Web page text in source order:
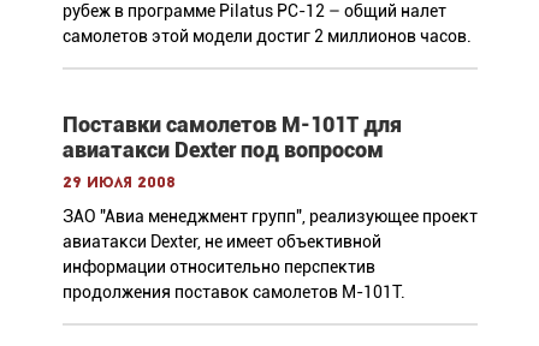
рубеж в программе Pilatus PC-12 – общий налет
самолетов этой модели достиг 2 миллионов часов.
Поставки самолетов М-101Т для
авиатакси Dexter под вопросом
29 июля 2008
ЗАО "Авиа менеджмент групп", реализующее проект
авиатакси Dexter, не имеет объективной
информации относительно перспектив
продолжения поставок самолетов М-101Т.